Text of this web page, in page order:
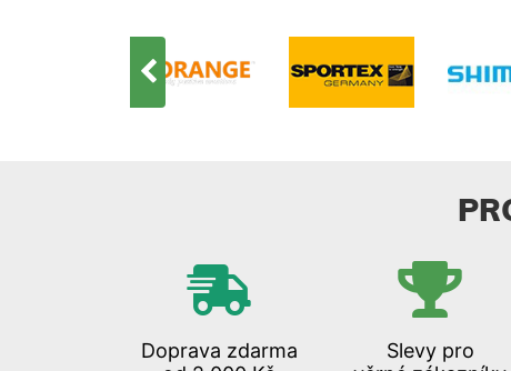
Doprava zdarma
Slevy pro